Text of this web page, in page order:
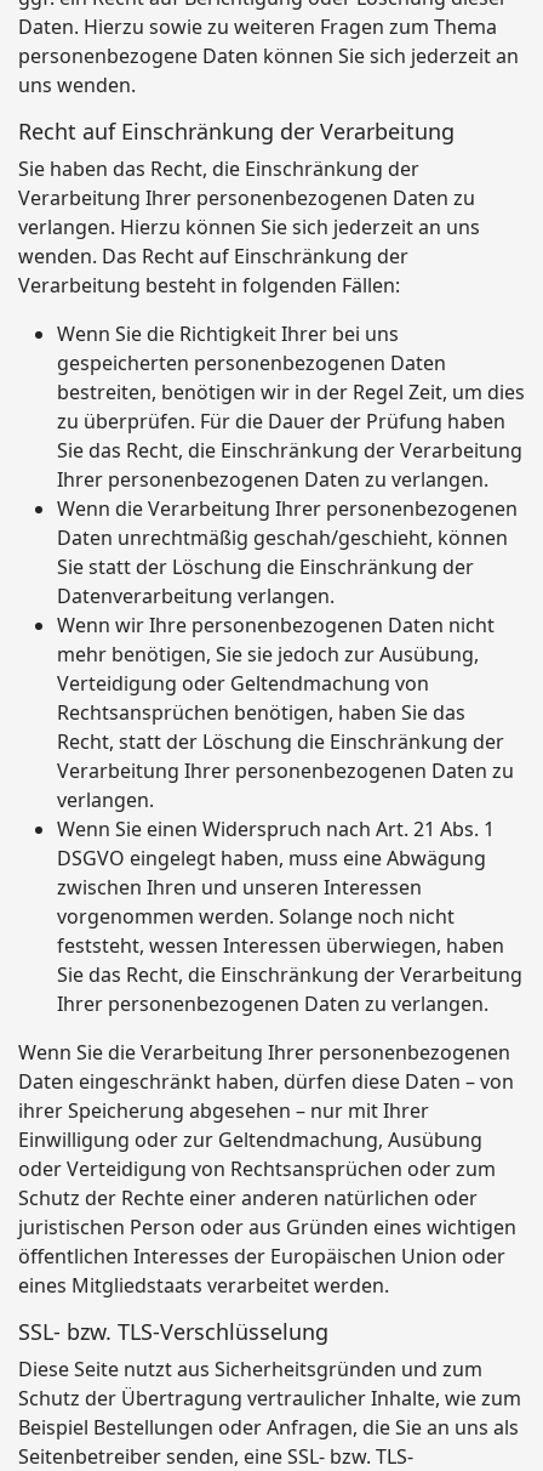
Daten. Hierzu sowie zu weiteren Fragen zum Thema
personenbezogene Daten können Sie sich jederzeit an
uns wenden.
Recht auf Einschränkung der Verarbeitung
Sie haben das Recht, die Einschränkung der
Verarbeitung Ihrer personenbezogenen Daten zu
verlangen. Hierzu können Sie sich jederzeit an uns
wenden. Das Recht auf Einschränkung der
Verarbeitung besteht in folgenden Fällen:
Wenn Sie die Richtigkeit Ihrer bei uns
gespeicherten personenbezogenen Daten
bestreiten, benötigen wir in der Regel Zeit, um dies
zu überprüfen. Für die Dauer der Prüfung haben
Sie das Recht, die Einschränkung der Verarbeitung
Ihrer personenbezogenen Daten zu verlangen.
Wenn die Verarbeitung Ihrer personenbezogenen
Daten unrechtmäßig geschah/geschieht, können
Sie statt der Löschung die Einschränkung der
Datenverarbeitung verlangen.
Wenn wir Ihre personenbezogenen Daten nicht
mehr benötigen, Sie sie jedoch zur Ausübung,
Verteidigung oder Geltendmachung von
Rechtsansprüchen benötigen, haben Sie das
Recht, statt der Löschung die Einschränkung der
Verarbeitung Ihrer personenbezogenen Daten zu
verlangen.
Wenn Sie einen Widerspruch nach Art. 21 Abs. 1
DSGVO eingelegt haben, muss eine Abwägung
zwischen Ihren und unseren Interessen
vorgenommen werden. Solange noch nicht
feststeht, wessen Interessen überwiegen, haben
Sie das Recht, die Einschränkung der Verarbeitung
Ihrer personenbezogenen Daten zu verlangen.
Wenn Sie die Verarbeitung Ihrer personenbezogenen
Daten eingeschränkt haben, dürfen diese Daten – von
ihrer Speicherung abgesehen – nur mit Ihrer
Einwilligung oder zur Geltendmachung, Ausübung
oder Verteidigung von Rechtsansprüchen oder zum
Schutz der Rechte einer anderen natürlichen oder
juristischen Person oder aus Gründen eines wichtigen
öffentlichen Interesses der Europäischen Union oder
eines Mitgliedstaats verarbeitet werden.
SSL- bzw. TLS-Verschlüsselung
Diese Seite nutzt aus Sicherheitsgründen und zum
Schutz der Übertragung vertraulicher Inhalte, wie zum
Beispiel Bestellungen oder Anfragen, die Sie an uns als
Seitenbetreiber senden, eine SSL- bzw. TLS-